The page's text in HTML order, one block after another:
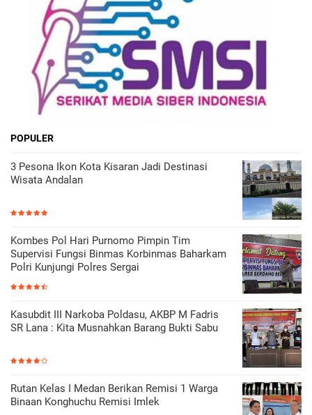
POPULER
3 Pesona Ikon Kota Kisaran Jadi Destinasi
Wisata Andalan
Kombes Pol Hari Purnomo Pimpin Tim
Supervisi Fungsi Binmas Korbinmas Baharkam
Polri Kunjungi Polres Sergai
Kasubdit III Narkoba Poldasu, AKBP M Fadris
SR Lana : Kita Musnahkan Barang Bukti Sabu
Rutan Kelas I Medan Berikan Remisi 1 Warga
Binaan Konghuchu Remisi Imlek